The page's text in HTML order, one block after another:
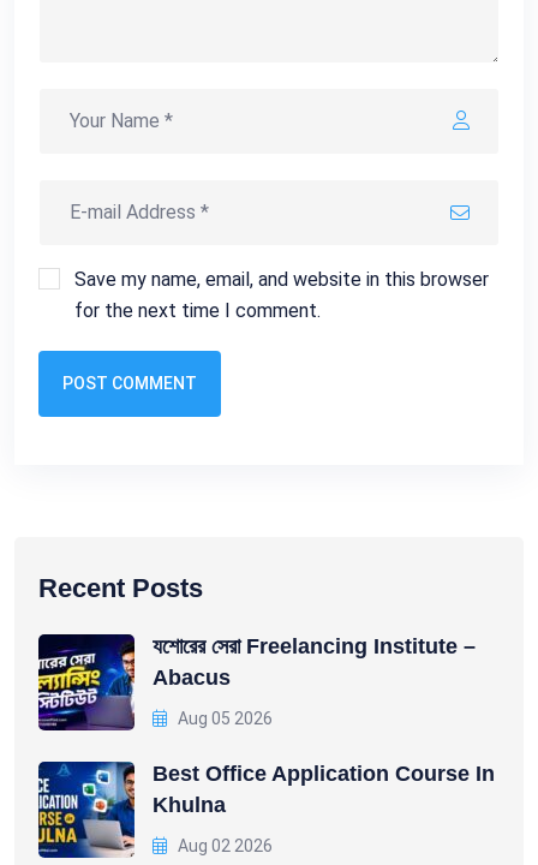
Save my name, email, and website in this browser
for the next time I comment.
POST COMMENT
Recent Posts
যশোরের সেরা Freelancing Institute –
Abacus
Aug 05 2026
Best Office Application Course In
Khulna
Aug 02 2026